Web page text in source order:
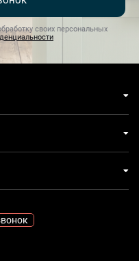
своих персональных